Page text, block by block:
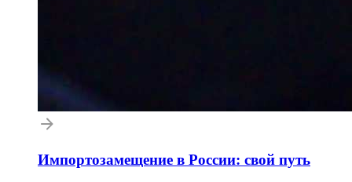
Импортозамещение в России: свой путь